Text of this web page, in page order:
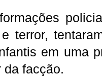
terror,
em uma
da facção.